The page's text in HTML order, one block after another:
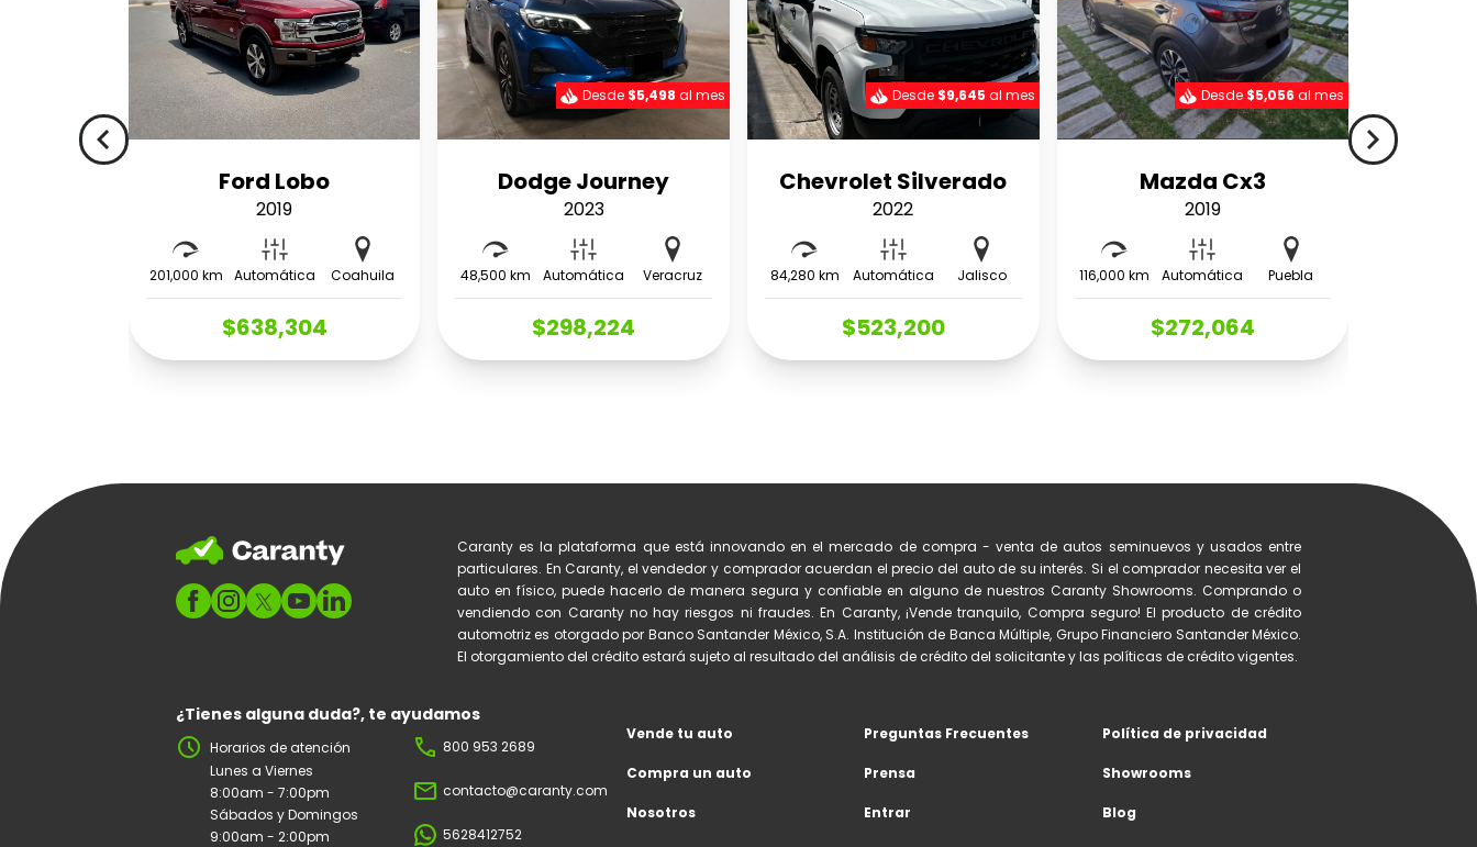
navigate_before
Ford Lobo
2019
201,000 km Automática Coahuila
$638,304
Desde $5,498 al mes
Dodge Journey
2023
48,500 km Automática Veracruz
$298,224
Desde $9,645 al mes
Chevrolet Silverado
2022
84,280 km Automática Jalisco
$523,200
Desde $5,056 al mes
Mazda Cx3
2019
116,000 km Automática Puebla
$272,064
navigate_next
Caranty es la plataforma que está innovando en el mercado de compra - venta de autos seminuevos y usados entre
particulares. En Caranty, el vendedor y comprador acuerdan el precio del auto de su interés. Si el comprador necesita ver el
auto en físico, puede hacerlo de manera segura y confiable en alguno de nuestros Caranty Showrooms. Comprando o
vendiendo con Caranty no hay riesgos ni fraudes. En Caranty, ¡Vende tranquilo, Compra seguro! El producto de crédito
automotriz es otorgado por Banco Santander México, S.A. Institución de Banca Múltiple, Grupo Financiero Santander México.
El otorgamiento del crédito estará sujeto al resultado del análisis de crédito del solicitante y las políticas de crédito vigentes.
¿Tienes alguna duda?, te ayudamos
schedule Horarios de atención
Lunes a Viernes
8:00am - 7:00pm
Sábados y Domingos
9:00am - 2:00pm
phone 800 953 2689
mail_outline contacto@caranty.com
5628412752
Vende tu auto Preguntas Frecuentes Política de privacidad
Compra un auto Prensa Showrooms
Nosotros Entrar Blog